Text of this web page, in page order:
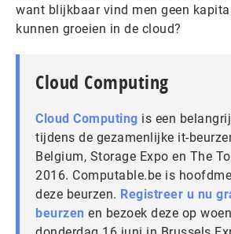
want blijkbaar vind men geen
kunnen groeien in de cloud?
Cloud Computing
Cloud Computing is een
tijdens de gezamenlijke it-
Belgium, Storage Expo en The
2016. Computable.be is
deze beurzen. Registreer u nu
beurzen en bezoek deze op